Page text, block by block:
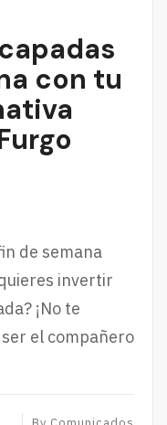
con tu
de semana
invertir
¡No te
el compañero